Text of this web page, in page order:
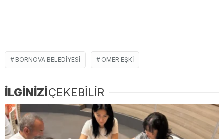
BORNOVA BELEDIYESI ÖMER EŞKI
İLGİNİZİÇEKEBİLİR